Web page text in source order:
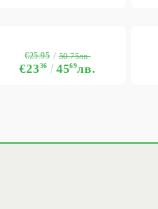
€2336 4569лв.
€25.95 50.75лв.